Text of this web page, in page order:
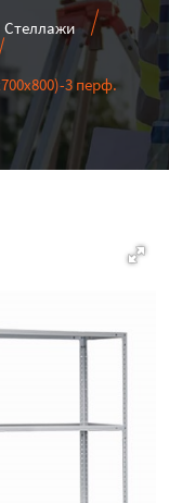
Стеллажи
3 перф.